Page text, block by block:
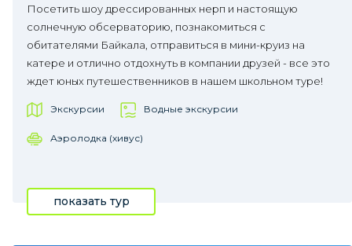
Посетить шоу дрессированных нерп и настоящую
солнечную обсерваторию, познакомиться с
обитателями Байкала, отправиться в мини-круиз на
катере и отлично отдохнуть в компании друзей - все это
ждет юных путешественников в нашем школьном туре!
Экскурсии Водные экскурсии
Аэролодка (хивус)
показать тур